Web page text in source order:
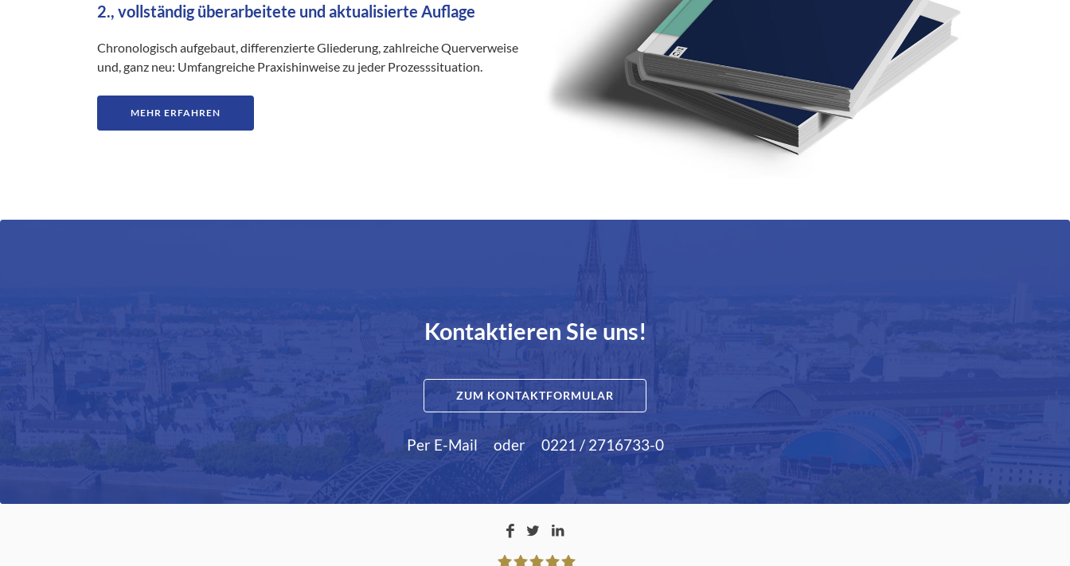
2., vollständig überarbeitete und aktualisierte Auflage
Chronologisch aufgebaut, differenzierte Gliederung, zahlreiche Querverweise
und, ganz neu: Umfangreiche Praxishinweise zu jeder Prozesssituation.
MEHR ERFAHREN
Kontaktieren Sie uns!
ZUM KONTAKTFORMULAR
Per E-Mail oder 0221 / 2716733-0